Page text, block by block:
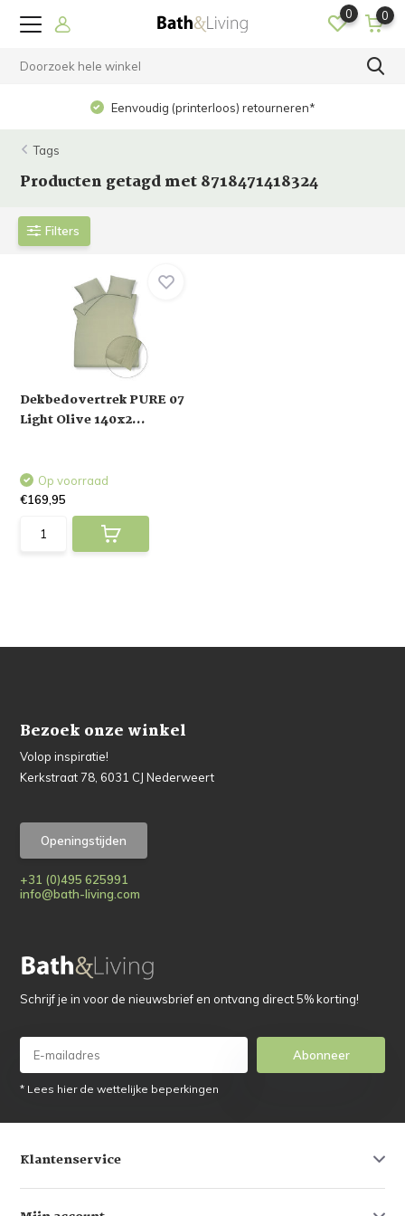
0 0
Eenvoudig (printerloos) retourneren*
Tags
Producten getagd met 8718471418324
Filters
Dekbedovertrek PURE 07
Light Olive 140x2...
Op voorraad
€169,95
Bezoek onze winkel
Volop inspiratie!
Kerkstraat 78, 6031 CJ Nederweert
Openingstijden
+31 (0)495 625991
info@bath-living.com
Schrijf je in voor de nieuwsbrief en ontvang direct 5% korting!
Abonneer
* Lees hier de wettelijke beperkingen
Klantenservice